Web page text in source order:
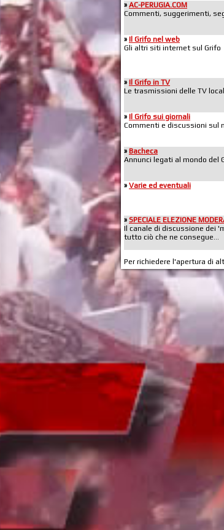
» AC-PERUGIA.COM
Commenti, suggerimenti,
» Il Grifo nel web
Gli altri siti internet sul Grifo
» Il Grifo in TV
Le trasmissioni delle TV
» Il Grifo sui giornali
Commenti e discussioni sul
» Bacheca
Annunci legati al mondo del
» Varie ed eventuali
» SPECIALE ELEZIONE
Il canale di discussione dei
tutto ciò che ne consegue...
Per richiedere l'apertura di